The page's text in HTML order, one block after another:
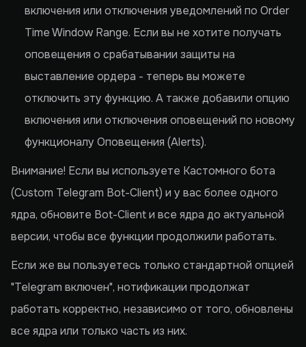
включения или отключения уведомлений по Order
Time Window Range. Если вы не хотите получать
оповещения о срабатывании защиты на
выставление ордера - теперь вы можете
отключить эту функцию. А также добавили опцию
включения или отключения оповещений по новому
функционалу Оповещения (Alerts).
Внимание! Если вы используете Кастомного бота
(Custom Telegram Bot-Client) и у вас более одного
ядра, обновите Bot-Client и все ядра до актуальной
версии, чтобы все функции продолжили работать.
Если же вы пользуетесь только стандартной опцией
"Telegram включен", нотификации продолжат
работать корректно, независимо от того, обновлены
все ядра или только часть из них.